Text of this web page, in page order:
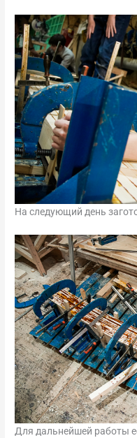
На следующий день
Для дальнейшей работы